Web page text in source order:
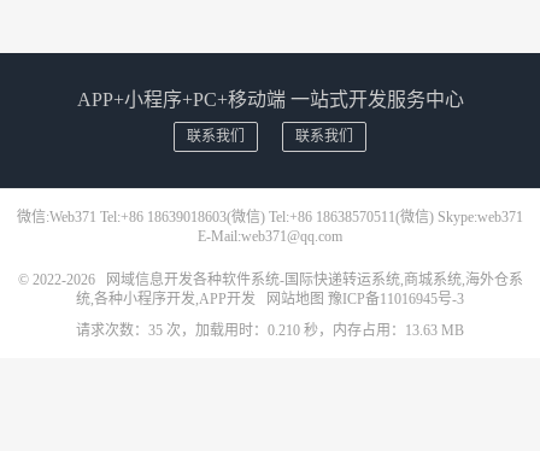
APP+小程序+PC+移动端 一站式开发服务中心
联系我们 联系我们
微信:Web371 Tel:+86 18639018603(微信) Tel:+86 18638570511(微信) Skype:web371
E-Mail:web371@qq.com
© 2022-2026
网域信息开发各种软件系统-国际快递转运系统,商城系统,海外仓系
统,各种小程序开发,APP开发
网站地图 豫ICP备11016945号-3
请求次数：35 次，加载用时：0.210 秒，内存占用：13.63 MB